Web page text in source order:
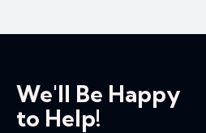
We'll Be Happy
to Help!